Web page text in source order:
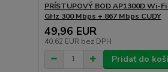
PRÍSTUPOVÝ BOD AP1300D Wi-Fi
GHz 300 Mbps + 867 Mbps CUDY
49,96 EUR
40,62 EUR bez DPH
Pridať do